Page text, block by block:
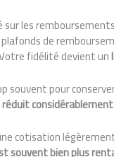
les remboursements
de
fidélité devient un
souvent pour
réduit
cotisation
souvent bien plus